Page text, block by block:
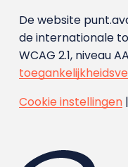
De website
de internationale
WCAG 2.1, niveau
Cookie instellingen|